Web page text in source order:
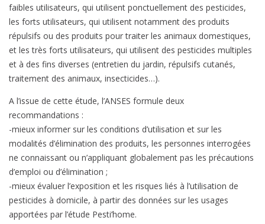
faibles utilisateurs, qui utilisent ponctuellement des pesticides,
les forts utilisateurs, qui utilisent notamment des produits
répulsifs ou des produits pour traiter les animaux domestiques,
et les très forts utilisateurs, qui utilisent des pesticides multiples
et à des fins diverses (entretien du jardin, répulsifs cutanés,
traitement des animaux, insecticides…).
A l’issue de cette étude, l’ANSES formule deux
recommandations :
-mieux informer sur les conditions d’utilisation et sur les
modalités d’élimination des produits, les personnes interrogées
ne connaissant ou n’appliquant globalement pas les précautions
d’emploi ou d’élimination ;
-mieux évaluer l’exposition et les risques liés à l’utilisation de
pesticides à domicile, à partir des données sur les usages
apportées par l’étude Pesti’home.